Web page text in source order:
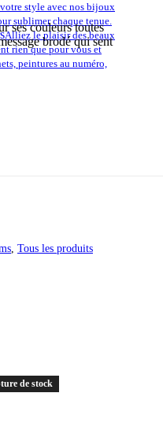
style avec nos bijoux
sublimer chaque tenue.
Alliez le plaisir des beaux
rien que pour vous et
peintures au numéro,
ses couleurs toutes
brodé qui sent
, Tous les produits
de stock